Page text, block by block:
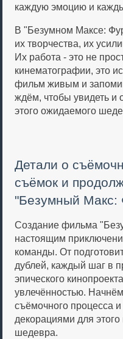
каждую эмоцию и
В "Безумном Максе:
их творчества, их
Их работа - это не
кинематографии, это
фильм живым и
ждём, чтобы увидеть и
этого ожидаемого
Детали о
съёмок и
"Безумный Макс:
Создание фильма
настоящим
команды. От
дублей, каждый шаг в
эпического
увлечённостью.
съёмочного процесса
декорациями для этого
шедевра.